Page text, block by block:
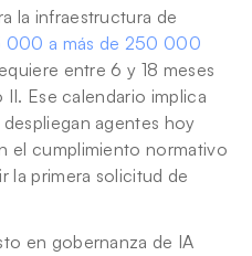
la infraestructura de
000 a más de 250 000
entre 6 y 18 meses
Ese calendario implica
agentes hoy
el cumplimiento normativo
la primera solicitud de
en gobernanza de IA